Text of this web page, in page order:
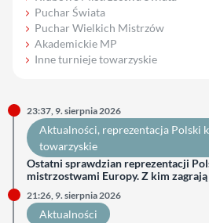
Puchar Świata
Puchar Wielkich Mistrzów
Akademickie MP
Inne turnieje towarzyskie
23:37, 9. sierpnia 2026
Aktualności, reprezentacja Polski
towarzyskie
Ostatni sprawdzian reprezentacji
mistrzostwami Europy. Z kim
21:26, 9. sierpnia 2026
Aktualności